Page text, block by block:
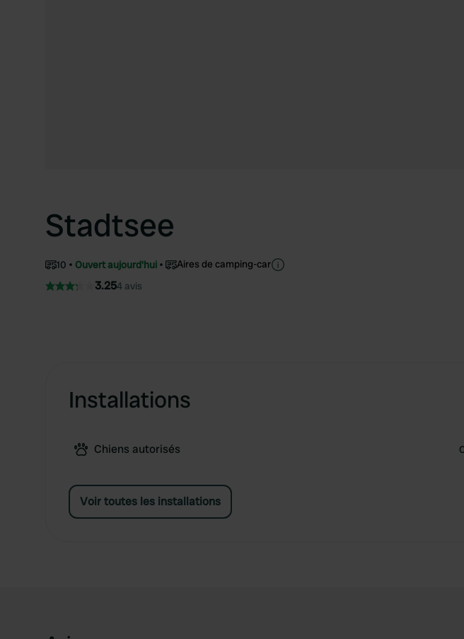
Stadtsee
10 Ouvert aujourd'hui Aires de camping-car
3.254 avis
Installations
Chiens autorisés
Voir toutes les installations